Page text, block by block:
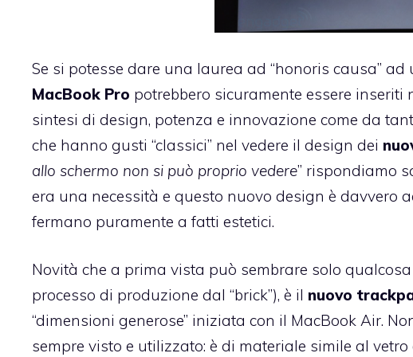
Se si potesse dare una laurea ad “honoris causa”
MacBook Pro potrebbero sicuramente essere inseriti
sintesi di design, potenza e innovazione come da
che hanno gusti “classici” nel vedere il design dei
allo schermo non si può proprio vedere” rispondiamo
era una necessità e questo nuovo design è davvero
fermano puramente a fatti estetici.
Novità che a prima vista può sembrare solo
processo di produzione dal “brick”), è il nuovo
“dimensioni generose” iniziata con il MacBook Air.
sempre visto e utilizzato: è di materiale simile al